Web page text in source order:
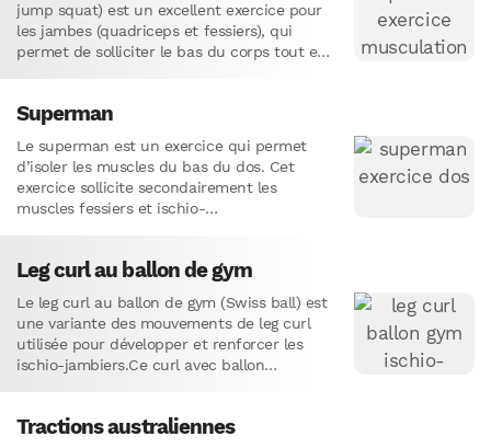
jump squat) est un excellent exercice pour
les jambes (quadriceps et fessiers), qui
permet de solliciter le bas du corps tout en
Superman
Le superman est un exercice qui permet
d’isoler les muscles du bas du dos. Cet
exercice sollicite secondairement les
muscles fessiers et ischio-
pour…
Leg curl au ballon de gym
Le leg curl au ballon de gym (Swiss ball) est
une variante des mouvements de leg curl
utilisée pour développer et renforcer les
ischio-jambiers.Ce curl avec ballon
Tractions australiennes